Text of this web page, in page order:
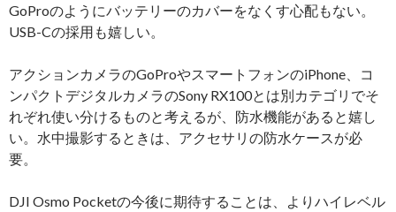
GoProのようにバッテリーのカバーをなくす心配もない。
USB-Cの採用も嬉しい。
アクションカメラのGoProやスマートフォンのiPhone、コ
ンパクトデジタルカメラのSony RX100とは別カテゴリでそ
れぞれ使い分けるものと考えるが、防水機能があると嬉し
い。水中撮影するときは、アクセサリの防水ケースが必
要。
DJI Osmo Pocketの今後に期待することは、よりハイレベル